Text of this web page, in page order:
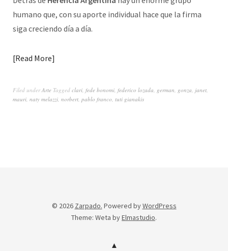
humano que, con su aporte individual hace que la firma
siga creciendo día a día.
Read More
Filed underArte Tagged clari, fede bonomi, federico lozada, german, gonza, janet,
mauri, naty melazzi, norbert, pablo franco, tuti gianakis
© 2026 Zarpado. Powered byWordPress
Theme: Weta byElmastudio.